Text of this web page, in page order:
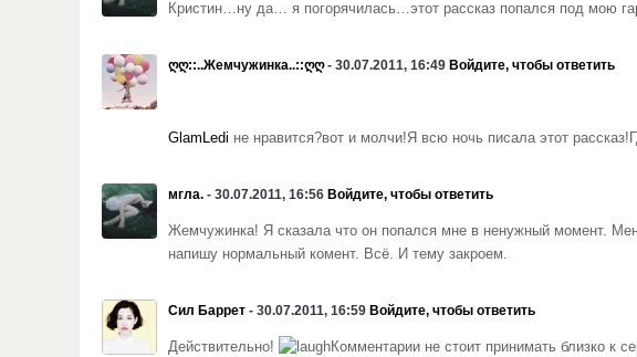
Кристин…ну да… я погорячилась…этот рассказ попался под мою
ღღ::..Жемчужинка..::ღღ- 30.07.2011, 16:49 Войдите, чтобы ответить
GlamLedi не нравится?вот и молчи!Я всю ночь писала этот
мгла. - 30.07.2011, 16:56 Войдите, чтобы ответить
Жемчужинка! Я сказала что он попался мне в ненужный момент.
напишу нормальный комент. Всё. И тему закроем.
Сил Баррет - 30.07.2011, 16:59 Войдите, чтобы ответить
Действительно! Комментарии не стоит принимать близко к